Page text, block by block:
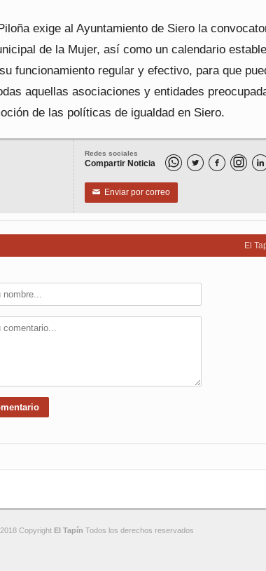
exige al Ayuntamiento de Siero la
de la Mujer, así como un calendario
funcionamiento regular y efectivo, para que
aquellas asociaciones y entidades
de las políticas de igualdad en Siero.
Redes sociales
Compartir Noticia   
✉ Enviar por correo
El
Copyright El Tapín Todos los derechos reservados